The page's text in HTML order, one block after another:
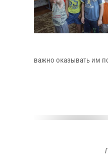
важно оказывать им